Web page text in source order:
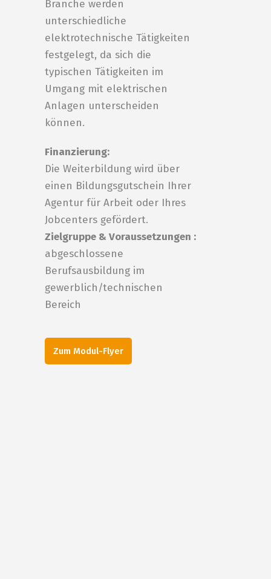
Branche werden
unterschiedliche
elektrotechnische Tätigkeiten
festgelegt, da sich die
typischen Tätigkeiten im
Umgang mit elektrischen
Anlagen unterscheiden
können.
Finanzierung:
Die Weiterbildung wird über
einen Bildungsgutschein Ihrer
Agentur für Arbeit oder Ihres
Jobcenters gefördert.
Zielgruppe & Voraussetzungen :
abgeschlossene
Berufsausbildung im
gewerblich/technischen
Bereich
Zum Modul-Flyer